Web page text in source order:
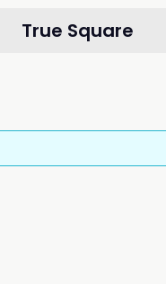
True Square